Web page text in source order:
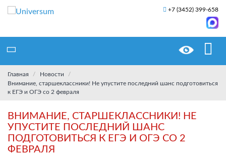
+7 (3452) 399-658
Главная
Новости
Внимание, старшеклассники! Не упустите последний шанс подготовиться
к ЕГЭ и ОГЭ со 2 февраля
ВНИМАНИЕ, СТАРШЕКЛАССНИКИ! НЕ
УПУСТИТЕ ПОСЛЕДНИЙ ШАНС
ПОДГОТОВИТЬСЯ К ЕГЭ И ОГЭ СО 2
ФЕВРАЛЯ